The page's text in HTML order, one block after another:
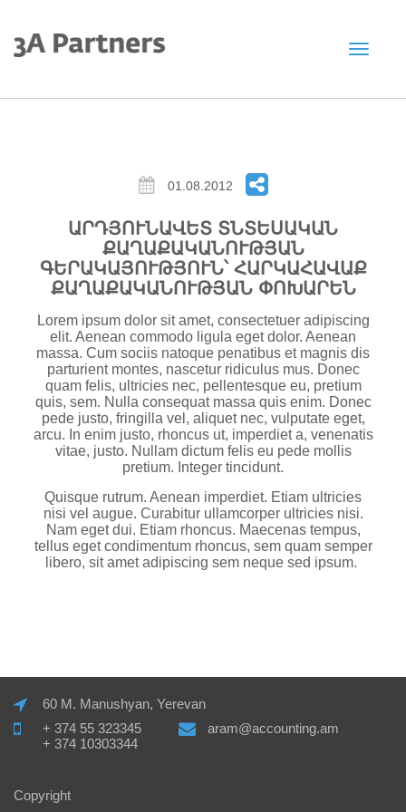
Toggle
01.08.2012
ԱՐԴՅՈՒՆԱՎԵՏ ՏՆՏԵՍԱԿԱՆ
ՔԱՂԱՔԱԿԱՆՈՒԹՅԱՆ
ԳԵՐԱԿԱՅՈՒԹՅՈՒՆ՝ ՀԱՐԿԱՀԱՎԱՔ
ՔԱՂԱՔԱԿԱՆՈՒԹՅԱՆ ՓՈԽԱՐԵՆ
Lorem ipsum dolor sit amet, consectetuer adipiscing
elit. Aenean commodo ligula eget dolor. Aenean
massa. Cum sociis natoque penatibus et magnis dis
parturient montes, nascetur ridiculus mus. Donec
quam felis, ultricies nec, pellentesque eu, pretium
quis, sem. Nulla consequat massa quis enim. Donec
pede justo, fringilla vel, aliquet nec, vulputate eget,
arcu. In enim justo, rhoncus ut, imperdiet a, venenatis
vitae, justo. Nullam dictum felis eu pede mollis
pretium. Integer tincidunt.
Quisque rutrum. Aenean imperdiet. Etiam ultricies
nisi vel augue. Curabitur ullamcorper ultricies nisi.
Nam eget dui. Etiam rhoncus. Maecenas tempus,
tellus eget condimentum rhoncus, sem quam semper
libero, sit amet adipiscing sem neque sed ipsum.
60 M. Manushyan, Yerevan
+ 374 55 323345
+ 374 10303344
aram@accounting.am
Copyright